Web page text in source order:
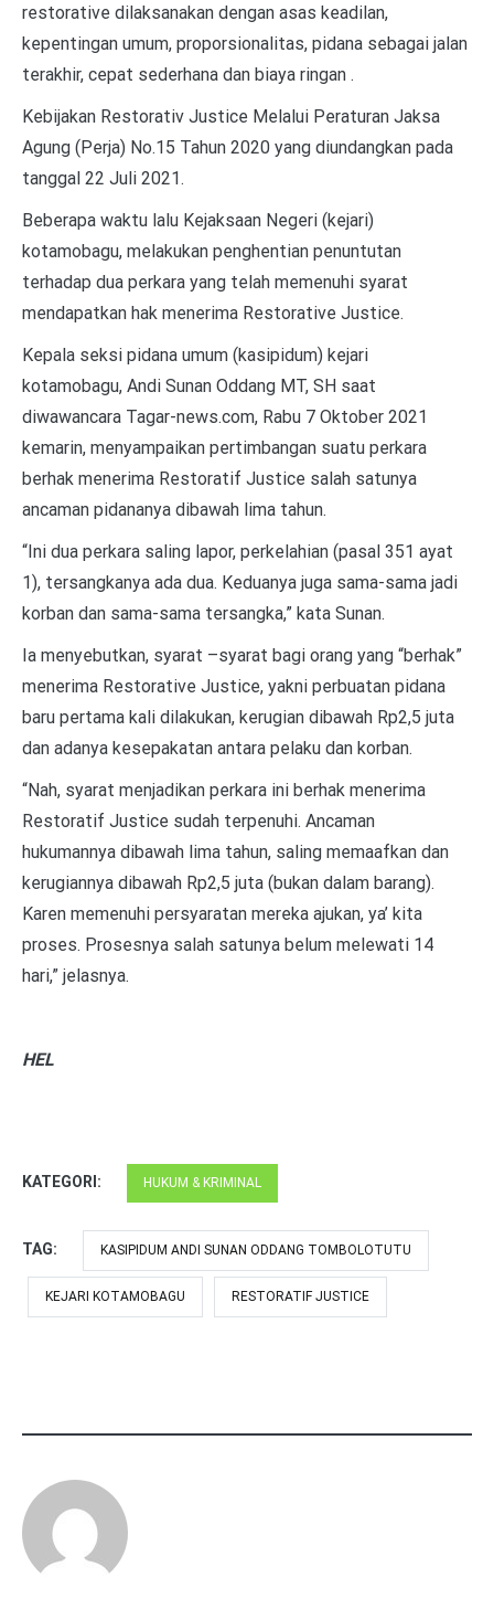
restorative dilaksanakan dengan asas keadilan,
kepentingan umum, proporsionalitas, pidana sebagai jalan
terakhir, cepat sederhana dan biaya ringan .
Kebijakan Restorativ Justice Melalui Peraturan Jaksa
Agung (Perja) No.15 Tahun 2020 yang diundangkan pada
tanggal 22 Juli 2021.
Beberapa waktu lalu Kejaksaan Negeri (kejari)
kotamobagu, melakukan penghentian penuntutan
terhadap dua perkara yang telah memenuhi syarat
mendapatkan hak menerima Restorative Justice.
Kepala seksi pidana umum (kasipidum) kejari
kotamobagu, Andi Sunan Oddang MT, SH saat
diwawancara Tagar-news.com, Rabu 7 Oktober 2021
kemarin, menyampaikan pertimbangan suatu perkara
berhak menerima Restoratif Justice salah satunya
ancaman pidananya dibawah lima tahun.
“Ini dua perkara saling lapor, perkelahian (pasal 351 ayat
1), tersangkanya ada dua. Keduanya juga sama-sama jadi
korban dan sama-sama tersangka,” kata Sunan.
Ia menyebutkan, syarat –syarat bagi orang yang “berhak”
menerima Restorative Justice, yakni perbuatan pidana
baru pertama kali dilakukan, kerugian dibawah Rp2,5 juta
dan adanya kesepakatan antara pelaku dan korban.
“Nah, syarat menjadikan perkara ini berhak menerima
Restoratif Justice sudah terpenuhi. Ancaman
hukumannya dibawah lima tahun, saling memaafkan dan
kerugiannya dibawah Rp2,5 juta (bukan dalam barang).
Karen memenuhi persyaratan mereka ajukan, ya’ kita
proses. Prosesnya salah satunya belum melewati 14
hari,” jelasnya.
HEL
KATEGORI: HUKUM & KRIMINAL
TAG: KASIPIDUM ANDI SUNAN ODDANG TOMBOLOTUTU
KEJARI KOTAMOBAGU RESTORATIF JUSTICE